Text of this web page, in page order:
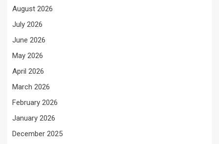
August 2026
July 2026
June 2026
May 2026
April 2026
March 2026
February 2026
January 2026
December 2025